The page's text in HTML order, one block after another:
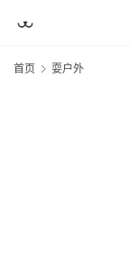
首页 耍户外